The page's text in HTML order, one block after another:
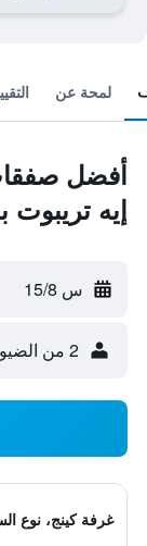
لمحة عن
أفضل صفقات
إيه تريبوت
س 15/8
2 من الضيوف، غرفة واحدة
غرفة كينج، نوع